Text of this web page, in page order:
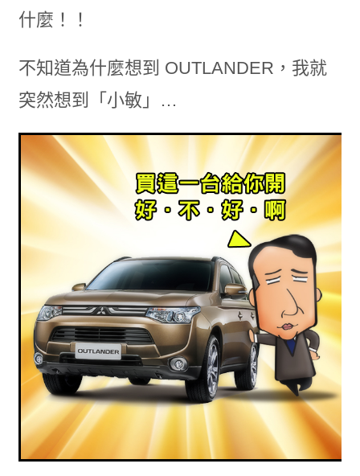
什麼！！
不知道為什麼想到 OUTLANDER，我就
突然想到「小敏」…